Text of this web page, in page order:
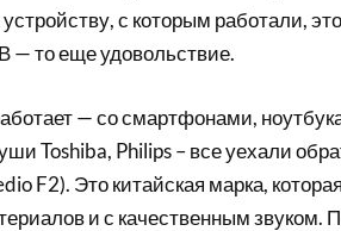
с которым работали,
— то еще удовольствие.
— со смартфонами,
Toshiba, Philips – все уехали
F2). Это китайская марка,
и с качественным звуком.